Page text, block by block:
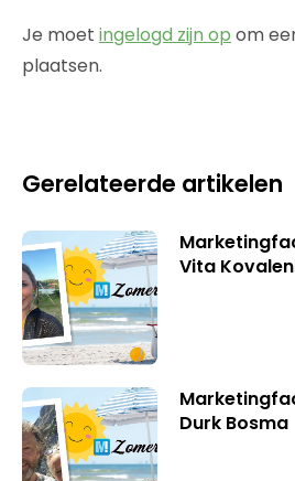
Je moet ingelogd zijn op om
plaatsen.
Gerelateerde artikelen
Vita
Durk Bosma